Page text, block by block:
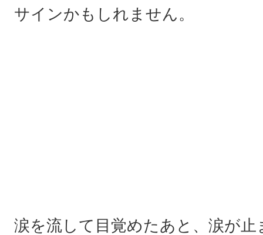
サインかもしれません。
涙を流して目覚めたあと、涙が